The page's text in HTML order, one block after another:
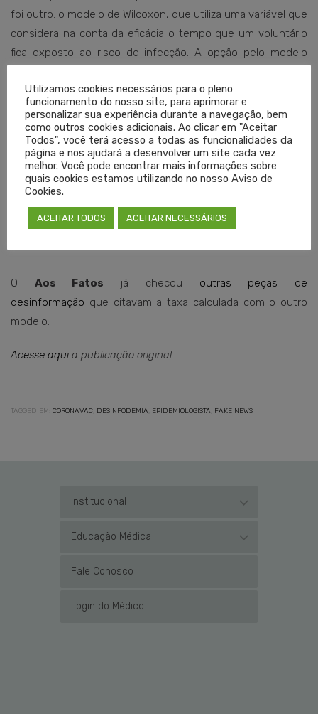
foi outro: o modelo de Wilcoxon, que utiliza uma variável que
considera na conta da eficácia o tempo que um voluntário
fica exposto ao risco de infecção. A opção pelo modelo
Antes, porém, que Garret chegasse a essa conclusão, o
siteO Antagonistapublicou a nota com o dado calculado
pelo método de risco relativo. Naquele mesmo dia,
noTwitter, a médica alertou que o número havia sido
descontextualizado e extraído de uma conversa incompleta
com o jornalista do site. Procurado porAos Fatos
sexta-feira (15), O Antagonista não respondeu. O blog
O Aos Fatos já checou outras peças de
desinformação que citavam a taxa calculada com o outro
modelo.
Acesse aquia publicação original.
TAGGED EM: CORONAVAC DESINFODEMIA EPIDEMIOLOGISTA FAKE NEWS
Institucional
Educação Médica
Fale Conosco
Login do Médico
Utilizamos cookies necessários para o pleno
funcionamento do nosso site, para aprimorar e
personalizar sua experiência durante a navegação, bem
como outros cookies adicionais. Ao clicar em "Aceitar
Todos", você terá acesso a todas as funcionalidades da
página e nos ajudará a desenvolver um site cada vez
melhor. Você pode encontrar mais informações sobre
quais cookies estamos utilizando no nosso Aviso de
Cookies.
ACEITAR TODOS ACEITAR NECESSÁRIOS